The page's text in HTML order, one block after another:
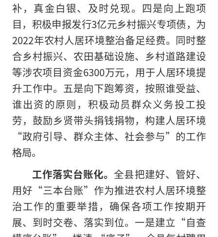
补，真金白银、及时兑现。四是向上跑项
目，积极申报发行3亿元乡村振兴专项债，为
2022年农村人居环境整治备足经费。同时整
合乡村振兴、农田基础设施、乡村道路建设
等涉农项目资金6300万元，用于人居环境提
升工作中。五是向下跑筹资，按照谁受益、
谁出资的原则，积极动员群众义务投工投
劳，鼓励乡贤带头捐钱捐物，构建人居环境
“政府引导、群众主体、社会参与”的工作
格局。
工作落实台账化。全县把建好、管好、
用好“三本台账”作为推进农村人居环境整
治工作的重要举措，确保各项工作按期开
展、到时交卷、 落实到位。一是建立“自查